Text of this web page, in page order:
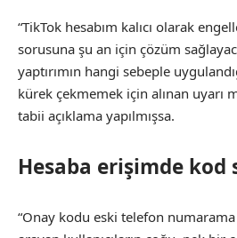
“TikTok hesabım kalıcı olarak
sorusuna şu an için çözüm
yaptırımın hangi sebeple
kürek çekmemek için alınan uyarı
tabii açıklama yapılmışsa.
Hesaba erişimde kod
“Onay kodu eski telefon